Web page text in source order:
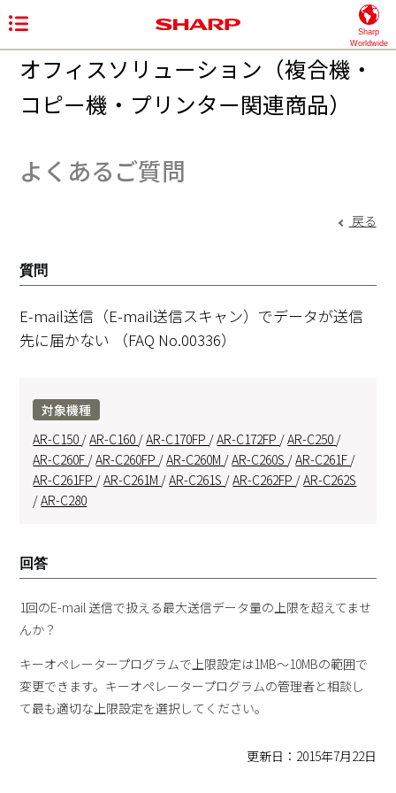
Sharp
Worldwide
オフィスソリューション（複合機・
コピー機・プリンター関連商品）
よくあるご質問
戻る
質問
E-mail送信（E-mail送信スキャン）でデータが送信
先に届かない
（FAQ No.00336）
対象機種
AR-C150 /AR-C160 /AR-C170FP /AR-C172FP /AR-C250 /
AR-C260F /AR-C260FP /AR-C260M /AR-C260S /AR-C261F /
AR-C261FP /AR-C261M /AR-C261S /AR-C262FP /AR-C262S
/AR-C280
回答
1回のE-mail 送信で扱える最大送信データ量の上限を超えてませ
んか？
キーオペレータープログラムで上限設定は1MB～10MBの範囲で
変更できます。キーオペレータープログラムの管理者と相談し
て最も適切な上限設定を選択してください。
更新日：2015年7月22日